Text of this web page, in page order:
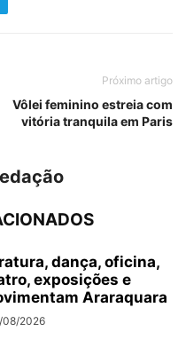
Próximo artigo
Vôlei feminino estreia com
vitória tranquila em Paris
dança, oficina,
exposições e
Araraquara
08/2026